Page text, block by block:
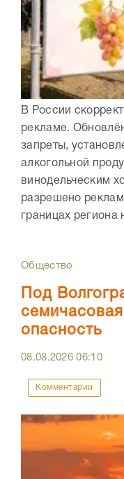
В России
рекламе.
запреты,
алкогольной
винодельческим
разрешено
границах региона
Общество
Под
опасность
08.08.202606:10
Комментарии